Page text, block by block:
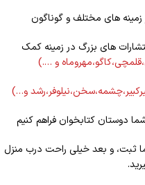
های مختلف و گوناگون
های بزرگ در زمینه کمک
و ….)
و…)
دوستان کتابخوان فراهم کنیم
ثبت، و بعد خیلی راحت درب منزل